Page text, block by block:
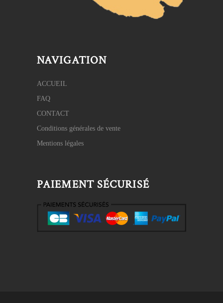
NAVIGATION
ACCUEIL
FAQ
CONTACT
Conditions générales de vente
Mentions légales
PAIEMENT SÉCURISÉ